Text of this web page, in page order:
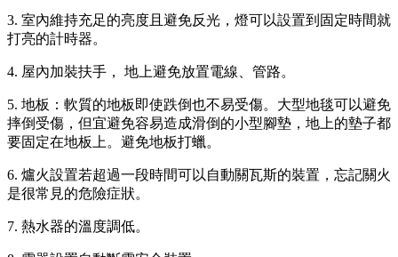
3. 室內維持充足的亮度且避免反光，燈可以設置到固定時間就
打亮的計時器。
4. 屋內加裝扶手， 地上避免放置電線、管路。
5. 地板：軟質的地板即使跌倒也不易受傷。大型地毯可以避免
摔倒受傷，但宜避免容易造成滑倒的小型腳墊，地上的墊子都
要固定在地板上。避免地板打蠟。
6. 爐火設置若超過一段時間可以自動關瓦斯的裝置，忘記關火
是很常見的危險症狀。
7. 熱水器的溫度調低。